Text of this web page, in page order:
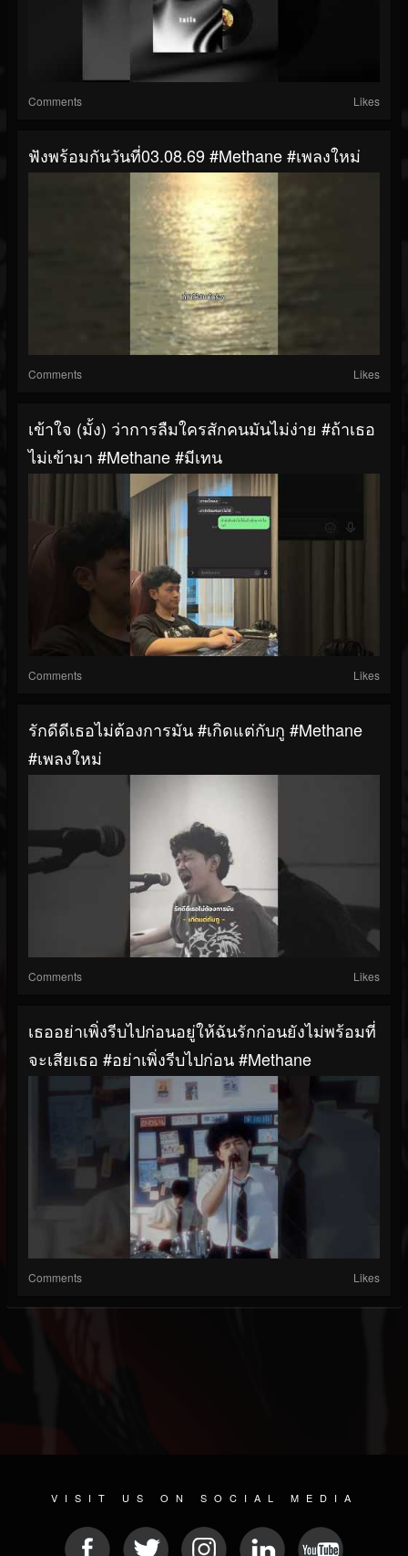
Comments Likes
ฟังพร้อมกันวันที่03.08.69 #Methane #เพลงใหม่
Comments Likes
เข้าใจ (มั้ง) ว่าการลืมใครสักคนมันไม่ง่าย #ถ้าเธอ
ไม่เข้ามา #methane #มีเทน
Comments Likes
รักดีดีเธอไม่ต้องการมัน #เกิดแต่กับกู #methane
#เพลงใหม่
Comments Likes
เธออย่าเพิ่งรีบไปก่อนอยู่ให้ฉันรักก่อนยังไม่พร้อมที่
จะเสียเธอ #อย่าเพิ่งรีบไปก่อน #Methane
Comments Likes
VISIT US ON SOCIAL MEDIA